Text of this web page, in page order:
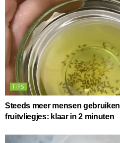
TIPS
Steeds meer mensen
fruitvliegjes: klaar in 2 minuten